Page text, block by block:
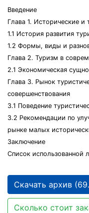
Введение
Глава 1. Исторические и
1.1 История развития
1.2 Формы, виды и
Глава 2. Туризм в
2.1 Экономическая
Глава 3. Рынок
совершенствования
3.1 Поведение
3.2 Рекомендации по
рынке малых
Заключение
Список использованной
Скачать архив
Сколько стоит